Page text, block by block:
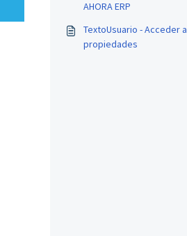
AHORA ERP
TextoUsuario - Acceder a
propiedades